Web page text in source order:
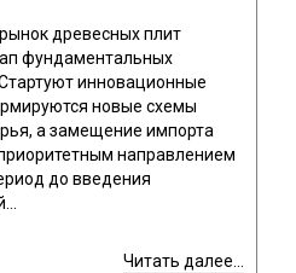
древесных плит
фундаментальных
инновационные
новые схемы
а замещение импорта
направлением
до введения
Читать далее...